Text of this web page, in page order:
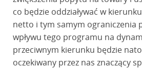
co będzie oddziaływać w
netto i tym samym ograniczenia
wpływu tego programu na
przeciwnym kierunku będzie
oczekiwany przez nas znaczący